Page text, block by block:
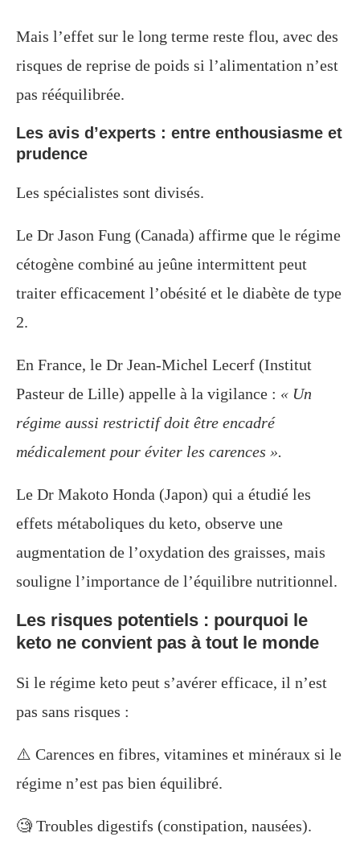
Mais l’effet sur le long terme reste flou, avec des
risques de reprise de poids si l’alimentation n’est
pas rééquilibrée.
Les avis d’experts : entre enthousiasme et
prudence
Les spécialistes sont divisés.
Le Dr Jason Fung (Canada) affirme que le régime
cétogène combiné au jeûne intermittent peut
traiter efficacement l’obésité et le diabète de type
2.
En France, le Dr Jean-Michel Lecerf (Institut
Pasteur de Lille) appelle à la vigilance : « Un
régime aussi restrictif doit être encadré
médicalement pour éviter les carences ».
Le Dr Makoto Honda (Japon) qui a étudié les
effets métaboliques du keto, observe une
augmentation de l’oxydation des graisses, mais
souligne l’importance de l’équilibre nutritionnel.
Les risques potentiels : pourquoi le
keto ne convient pas à tout le monde
Si le régime keto peut s’avérer efficace, il n’est
pas sans risques :
⚠️ Carences en fibres, vitamines et minéraux si le
régime n’est pas bien équilibré.
🧐 Troubles digestifs (constipation, nausées).